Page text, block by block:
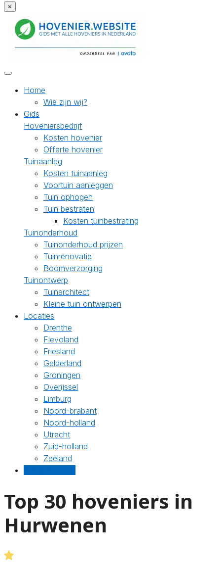
×
Home
Wie zijn wij?
Gids
Hoveniersbedrijf
Kosten hovenier
Offerte hovenier
Tuinaanleg
Kosten tuinaanleg
Voortuin aanleggen
Tuin ophogen
Tuin bestraten
Kosten tuinbestrating
Tuinonderhoud
Tuinonderhoud prijzen
Tuinrenovatie
Boomverzorging
Tuinontwerp
Tuinarchitect
Kleine tuin ontwerpen
Locaties
Drenthe
Flevoland
Friesland
Gelderland
Groningen
Overijssel
Limburg
Noord-brabant
Noord-holland
Utrecht
Zuid-holland
Zeeland
Top 30 hoveniers in
Hurwenen